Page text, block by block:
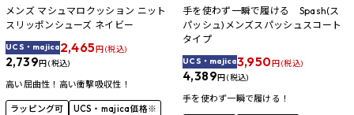
メンズ マシュマロクッション ニット
スリッポンシューズ ネイビー
UCS・majica2,465円 (税込)
2,739円 (税込)
高い屈曲性！高い衝撃吸収性！
ラッピング可 UCS・majica価格※
手を使わず一瞬で履ける Spash(ス
パッシュ)メンズスパッシュスコート
タイプ
UCS・majica3,950円 (税込)
4,389円 (税込)
手を使わず一瞬で履ける！